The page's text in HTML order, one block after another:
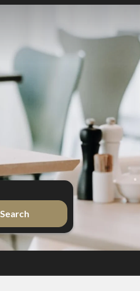
Search